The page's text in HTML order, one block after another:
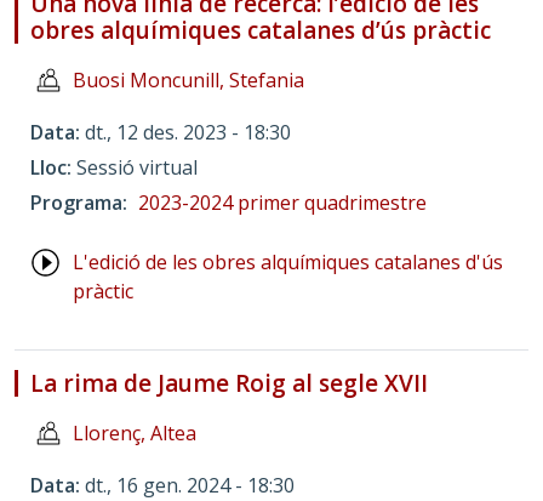
obres alquímiques catalanes d’ús pràctic
Buosi Moncunill, Stefania
Data dt., 12 des. 2023 - 18:30
Lloc Sessió virtual
Programa
2023-2024 primer quadrimestre
L'edició de les obres alquímiques catalanes d'ús
pràctic
La rima de Jaume Roig al segle XVII
Llorenç, Altea
Data dt., 16 gen. 2024 - 18:30